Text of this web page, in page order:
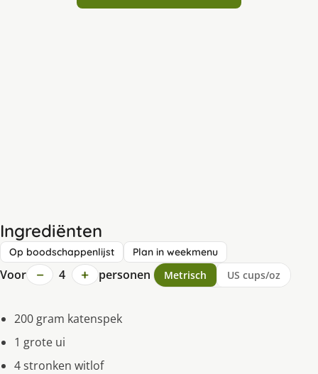
Ingrediënten
Op boodschappenlijst Plan in weekmenu
Voor − 4 + personen Metrisch US cups/oz
200 gram katenspek
1 grote ui
4 stronken witlof